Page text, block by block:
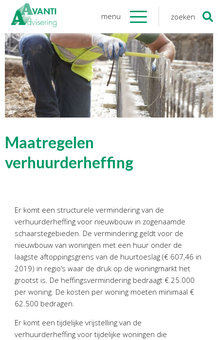
menu zoeken
Organisatie
Onze medewerkers
NOAB gecertificeerd
Algemene verordening
gegevensbescherming
Sponsoring
Onzediensten
Tijdelijk financieel personeel
Personeel & Organisatie
Bedrijfseconomisch advies
Belastingadvies Purmerend
Online boekhouden
Nieuws&informatie
Nieuwsoverzicht
Zoeken
naar:
Maatregelen
verhuurderheffing
Er komt een structurele vermindering van de
verhuurderheffing voor nieuwbouw in zogenaamde
schaarstegebieden. De vermindering geldt voor de
nieuwbouw van woningen met een huur onder de
laagste aftoppingsgrens van de huurtoeslag (€ 607,46 in
2019) in regio’s waar de druk op de woningmarkt het
grootst is. De heffingsvermindering bedraagt € 25.000
per woning. De kosten per woning moeten minimaal €
62.500 bedragen.
Er komt een tijdelijke vrijstelling van de
verhuurderheffing voor tijdelijke woningen die